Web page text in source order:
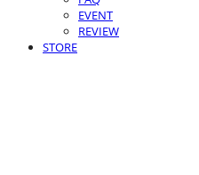
EVENT
REVIEW
STORE